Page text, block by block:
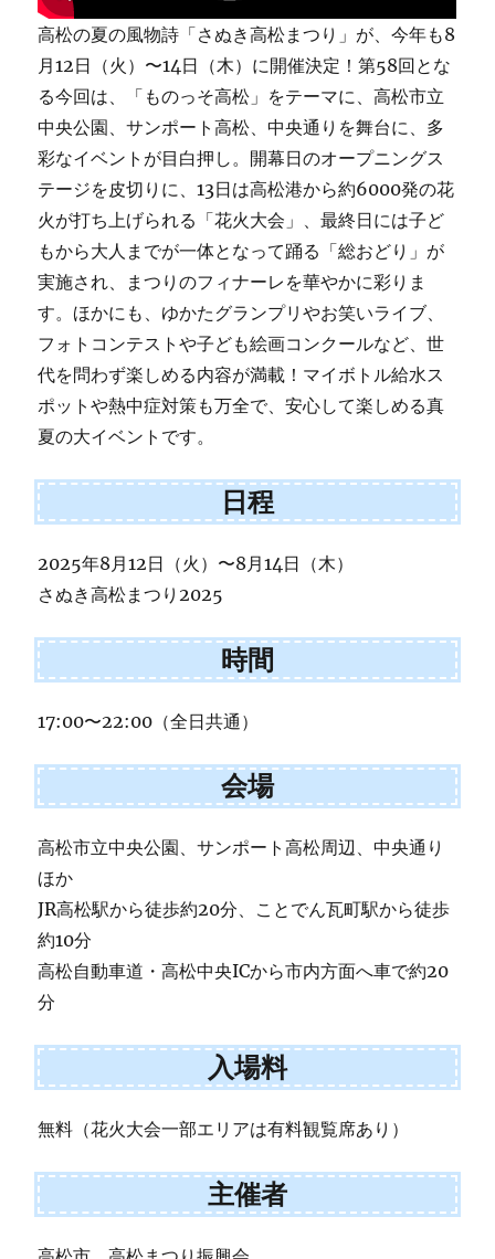
高松の夏の風物詩「さぬき高松まつり」が、今年も8
月12日（火）〜14日（木）に開催決定！第58回とな
る今回は、「ものっそ高松」をテーマに、高松市立
中央公園、サンポート高松、中央通りを舞台に、多
彩なイベントが目白押し。開幕日のオープニングス
テージを皮切りに、13日は高松港から約6000発の花
火が打ち上げられる「花火大会」、最終日には子ど
もから大人までが一体となって踊る「総おどり」が
実施され、まつりのフィナーレを華やかに彩りま
す。ほかにも、ゆかたグランプリやお笑いライブ、
フォトコンテストや子ども絵画コンクールなど、世
代を問わず楽しめる内容が満載！マイボトル給水ス
ポットや熱中症対策も万全で、安心して楽しめる真
夏の大イベントです。
日程
2025年8月12日（火）〜8月14日（木）
さぬき高松まつり2025
時間
17:00〜22:00（全日共通）
会場
高松市立中央公園、サンポート高松周辺、中央通り
ほか
JR高松駅から徒歩約20分、ことでん瓦町駅から徒歩
約10分
高松自動車道・高松中央ICから市内方面へ車で約20
分
入場料
無料（花火大会一部エリアは有料観覧席あり）
主催者